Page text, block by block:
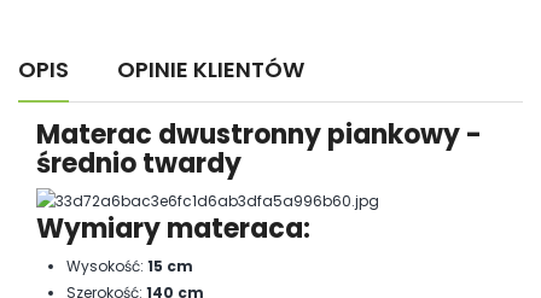
OPIS OPINIE KLIENTÓW
Materac dwustronny piankowy -
średnio twardy
Wymiary materaca:
Wysokość: 15 cm
Szerokość: 140 cm